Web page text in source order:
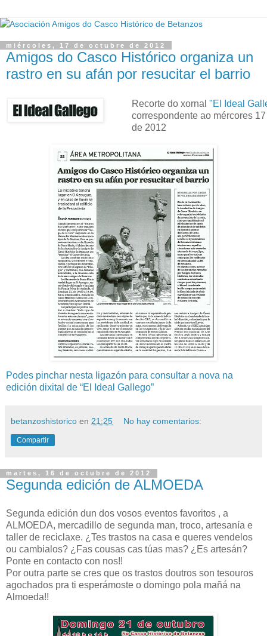
miércoles, 17 de octubre de 2012
Amigos do Casco Histórico organiza un
rastro en su afán por resucitar el barrio
Recorte do xornal "El Ideal
correspondente ao mércores
de 2012
Podes pinchar nesta ligazón para consultar a nova na
edición dixital de “El Ideal Gallego”
betanzoshistorico en 21:25 No hay comentarios:
Compartir
martes, 16 de octubre de 2012
Segunda edición de ALMOEDA
Segunda edición dun dos vosos eventos favoritos , a
ALMOEDA, mercadillo de segunda man, troco, artesanía e
taller de reciclaxe. ¿Tes trastos na casa e queres vendelos
ou cambialos? ¿Fas cousas cas túas mas? ¿Es artesán?
Ponte en contacto con nos!!
Por outra parte se cres que os trastos doutros son tesouros
agochados pra ti esperámoste o domingo pola mañá na
Almoeda!!